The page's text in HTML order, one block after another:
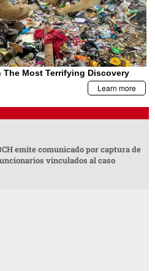
emite comunicado por captura de
vinculados al caso